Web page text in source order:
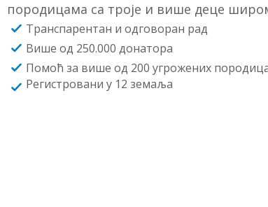
породицама са троје и више деце
Транспарентан и одговоран рад
Више од 250.000 донатора
Помоћ за више од 200 угрожених
Регистровани у 12 земаља